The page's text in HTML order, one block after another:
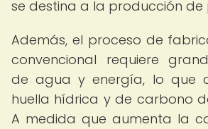
se destina a la producción de
Además, el proceso de
convencional requiere
de agua y energía, lo que
huella hídrica y de carbono
A medida que aumenta la